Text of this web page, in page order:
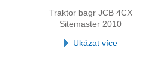
Traktor bagr JCB 4CX
Sitemaster 2010
Ukázat více